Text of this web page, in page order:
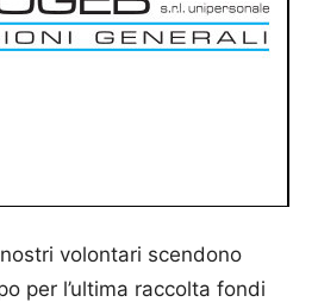
volontari scendono
per l’ultima raccolta fondi